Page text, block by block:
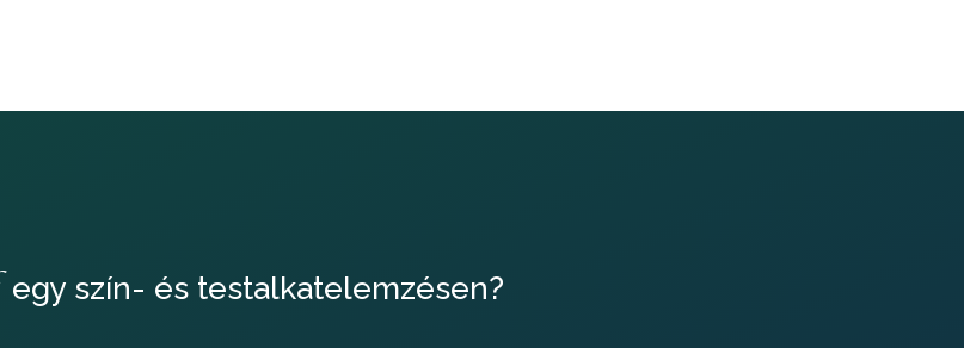
egy szín- és testalkatelemzésen?